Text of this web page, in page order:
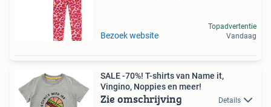
Bezoek website
Topadvertentie
Vandaag
SALE -70%! T-shirts van Name it,
Vingino, Noppies en meer!
Zie omschrijving Details